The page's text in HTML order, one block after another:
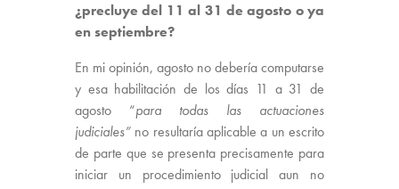
¿precluye del 11 al 31 de agosto o ya
en septiembre?
En mi opinión, agosto no debería computarse
y esa habilitación de los días 11 a 31 de
agosto “para todas las actuaciones
judiciales” no resultaría aplicable a un escrito
de parte que se presenta precisamente para
iniciar un procedimiento judicial aun no